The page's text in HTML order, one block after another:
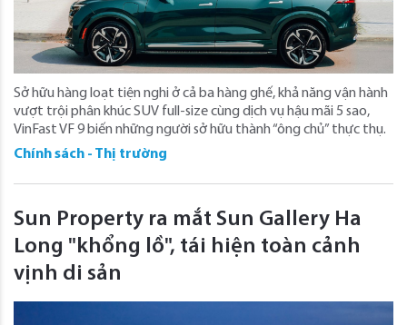
Sở hữu hàng loạt tiện nghi ở cả ba hàng ghế, khả năng vận hành
vượt trội phân khúc SUV full-size cùng dịch vụ hậu mãi 5 sao,
VinFast VF 9 biến những người sở hữu thành “ông chủ” thực thụ.
Chính sách - Thị trường
Sun Property ra mắt Sun Gallery Ha
Long "khổng lồ", tái hiện toàn cảnh
vịnh di sản